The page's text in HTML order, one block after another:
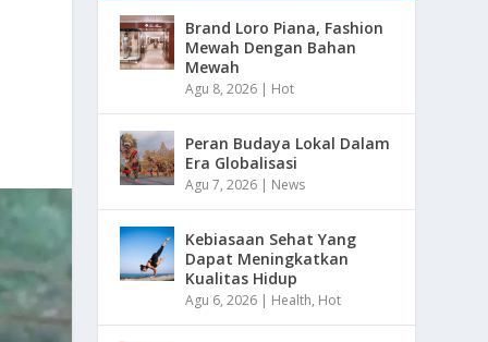
Brand Loro Piana, Fashion
Mewah Dengan Bahan
Mewah
Agu 8, 2026 | Hot
Peran Budaya Lokal Dalam
Era Globalisasi
Agu 7, 2026 | News
Kebiasaan Sehat Yang
Dapat Meningkatkan
Kualitas Hidup
Agu 6, 2026 | Health, Hot